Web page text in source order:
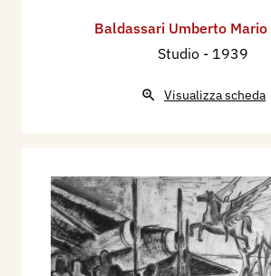
Baldassari Umberto Mario
Studio - 1939
Visualizza scheda